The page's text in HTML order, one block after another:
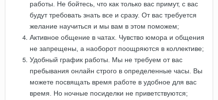
работы. Не бойтесь, что как только вас примут, с вас
будут требовать знать все и сразу. От вас требуется
желание научиться и мы вам в этом поможем;
Активное общение в чатах. Чувство юмора и общения
не запрещены, а наоборот поощряются в коллективе;
Удобный график работы. Мы не требуем от вас
пребывания онлайн строго в определенные часы. Вы
можете посвящать время работе в удобное для вас
время. Но ночные посиделки не приветствуются;